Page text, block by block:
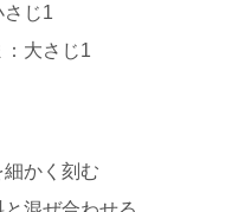
さじ1
：大さじ1
かく刻む